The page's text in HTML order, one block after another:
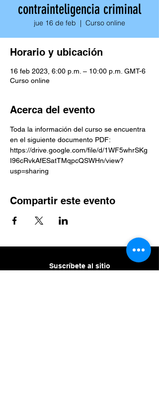
contrainteligencia criminal
jue 16 de feb
  |
Curso online
Horario y ubicación
16 feb 2023, 6:00 p.m. – 10:00 p.m. GMT-6
Curso online
Acerca del evento
Toda la información del curso se encuentra
en el siguiente documento PDF:
https://drive.google.com/file/d/1WF5whrSKg
I96cRvkAfESatTMqpcQSWHn/view?
usp=sharing
Compartir este evento
Suscríbete al sitio